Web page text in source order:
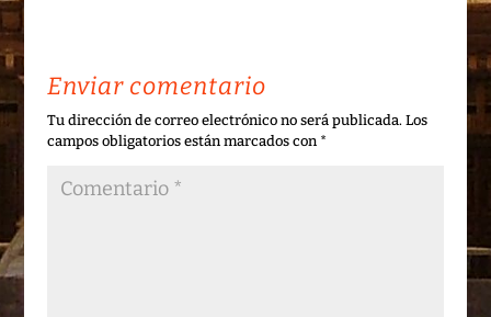
Enviar comentario
Tu dirección de correo electrónico no será publicada. Los
campos obligatorios están marcados con *